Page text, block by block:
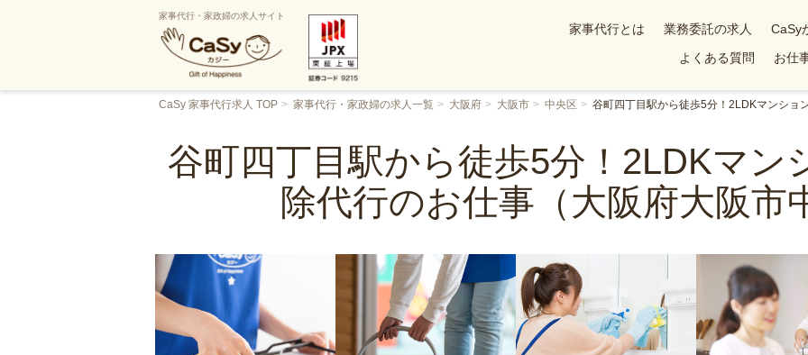
家事代行・家政婦の求人サイト
家事代行とは 業務委託の求人 CaSy
よくある質問
お仕
CaSy 家事代行求人 TOP 家事代行・家政婦の求人一覧 大阪府 大阪市 中央区 谷町四丁目駅から徒歩5分！2LDKマンショ
谷町四丁目駅から徒歩5分！2LDKマン
除代行のお仕事（大阪府大阪市